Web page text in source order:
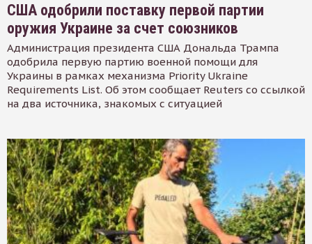
США одобрили поставку первой партии
оружия Украине за счет союзников
Администрация президента США Дональда Трампа
одобрила первую партию военной помощи для
Украины в рамках механизма Priority Ukraine
Requirements List. Об этом сообщает Reuters со ссылкой
на два источника, знакомых с ситуацией